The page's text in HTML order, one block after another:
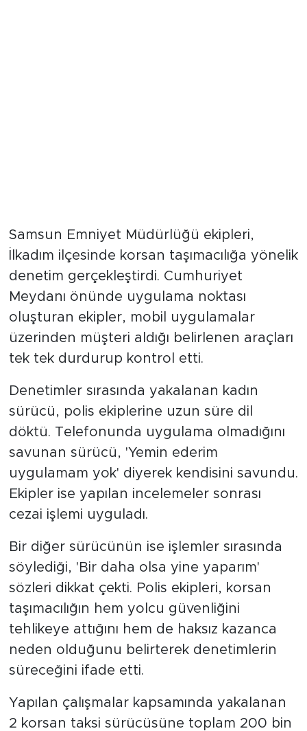
Samsun Emniyet Müdürlüğü ekipleri,
İlkadım ilçesinde korsan taşımacılığa yönelik
denetim gerçekleştirdi. Cumhuriyet
Meydanı önünde uygulama noktası
oluşturan ekipler, mobil uygulamalar
üzerinden müşteri aldığı belirlenen araçları
tek tek durdurup kontrol etti.
Denetimler sırasında yakalanan kadın
sürücü, polis ekiplerine uzun süre dil
döktü. Telefonunda uygulama olmadığını
savunan sürücü, 'Yemin ederim
uygulamam yok' diyerek kendisini savundu.
Ekipler ise yapılan incelemeler sonrası
cezai işlemi uyguladı.
Bir diğer sürücünün ise işlemler sırasında
söylediği, 'Bir daha olsa yine yaparım'
sözleri dikkat çekti. Polis ekipleri, korsan
taşımacılığın hem yolcu güvenliğini
tehlikeye attığını hem de haksız kazanca
neden olduğunu belirterek denetimlerin
süreceğini ifade etti.
Yapılan çalışmalar kapsamında yakalanan
2 korsan taksi sürücüsüne toplam 200 bin